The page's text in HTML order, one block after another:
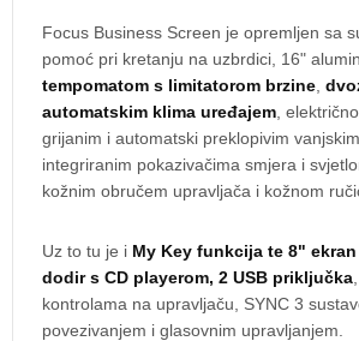
Focus Business Screen je opremljen sa
pomoć pri kretanju na uzbrdici, 16"
tempomatom s limitatorom brzine
automatskim klima uređajem ,
grijanim i automatski preklopivim
integriranim pokazivačima smjera i
kožnim obručem upravljača i kožnom
Uz to tu je i My Key funkcija te 8"
dodir s CD playerom, 2 USB priključka
kontrolama na upravljaču, SYNC 3
povezivanjem i glasovnim upravljanjem.